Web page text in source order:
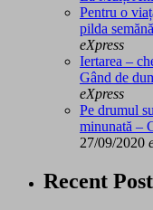
Pentru o
pilda
eXpress
Iertarea –
Gând de
eXpress
Pe drumul
minunată –
27/09/2020
Recent